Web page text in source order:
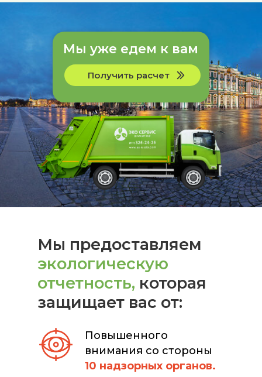
Получить расчет
Мы уже едем к вам
Мы предоставляем
экологическую
отчетность, которая
защищает вас от:
Повышенного
внимания со стороны
10 надзорных органов.